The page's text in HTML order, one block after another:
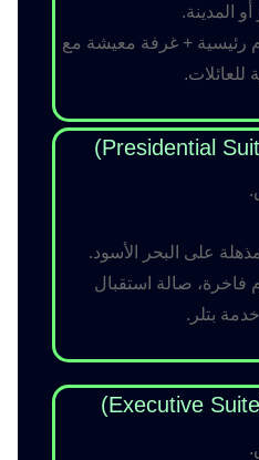
المدينة.
رئيسية + غرفة معيشة مع
للعائلات.
مذهلة على البحر الأسود.
فاخرة، صالة استقبال
بتلر.